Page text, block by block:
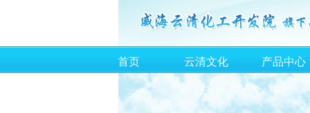
首页 云清文化 产品中心